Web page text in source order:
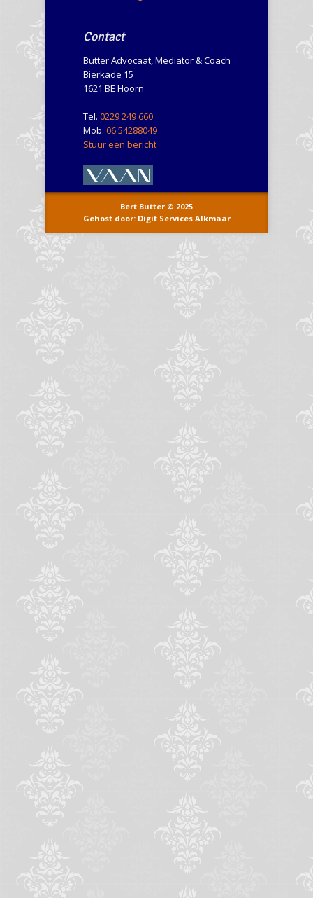
Contact
Butter Advocaat, Mediator & Coach
Bierkade 15
1621 BE Hoorn
Tel. 0229 249 660
Mob. 06 54288049
Stuur een bericht
Bert Butter © 2025
Gehost door: Digit Services Alkmaar